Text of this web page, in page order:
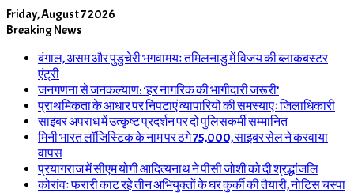
Friday, August 7 2026
Breaking News
बंगाल, असम और पुडुचेरी भगवामयः तमिलनाडु में विजय की ब्लाकबस्टर
एंट्री
जनगणना से जनकल्याण: ‘हर नागरिक की भागीदारी जरूरी’
प्राथमिकता के आधार पर निपटाएं व्यापारियों की समस्याएः जिलाधिकारी
साइबर अपराध में उत्कृष्ट प्रदर्शन पर दो पुलिसकर्मी सम्मानित
मिनी भारत लॉजिस्टिक के नाम पर ठगे 75,000, साइबर सेल ने करवाया
वापस
प्रयागराज में सीएम योगी आदित्यनाथ ने पीसी जोशी को दी श्रद्धांजलि
कोरांवः फरारी काट रहे तीन अभियुक्तों के घर कुर्की की तैयारी, नोटिस चस्पा